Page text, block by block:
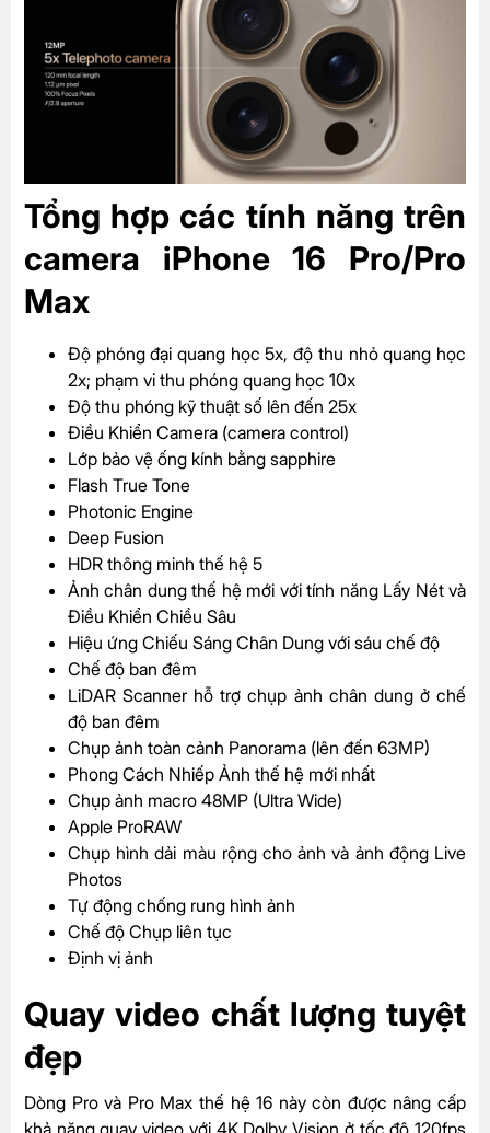
Tổng hợp các tính năng trên
camera iPhone 16 Pro/Pro
Max
Độ phóng đại quang học 5x, độ thu nhỏ quang học
2x; phạm vi thu phóng quang học 10x
Độ thu phóng kỹ thuật số lên đến 25x
Điều Khiển Camera (camera control)
Lớp bảo vệ ống kính bằng sapphire
Flash True Tone
Photonic Engine
Deep Fusion
HDR thông minh thế hệ 5
Ảnh chân dung thế hệ mới với tính năng Lấy Nét và
Điều Khiển Chiều Sâu
Hiệu ứng Chiếu Sáng Chân Dung với sáu chế độ
Chế độ ban đêm
LiDAR Scanner hỗ trợ chụp ảnh chân dung ở chế
độ ban đêm
Chụp ảnh toàn cảnh Panorama (lên đến 63MP)
Phong Cách Nhiếp Ảnh thế hệ mới nhất
Chụp ảnh macro 48MP (Ultra Wide)
Apple ProRAW
Chụp hình dải màu rộng cho ảnh và ảnh động Live
Photos
Tự động chống rung hình ảnh
Chế độ Chụp liên tục
Định vị ảnh
Quay video chất lượng tuyệt
đẹp
Dòng Pro và Pro Max thế hệ 16 này còn được nâng cấp
khả năng quay video với 4K Dolby Vision ở tốc độ 120fps